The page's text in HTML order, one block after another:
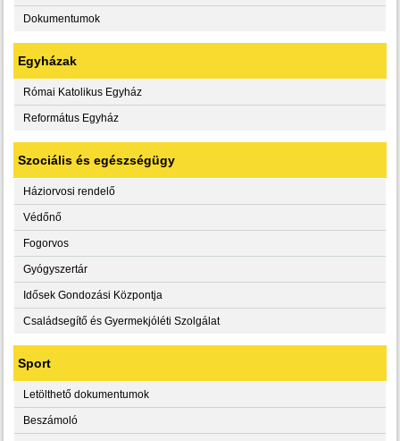
Dokumentumok
Egyházak
Római Katolikus Egyház
Református Egyház
Szociális és egészségügy
Háziorvosi rendelő
Védőnő
Fogorvos
Gyógyszertár
Idősek Gondozási Központja
Családsegítő és Gyermekjóléti Szolgálat
Sport
Letölthető dokumentumok
Beszámoló